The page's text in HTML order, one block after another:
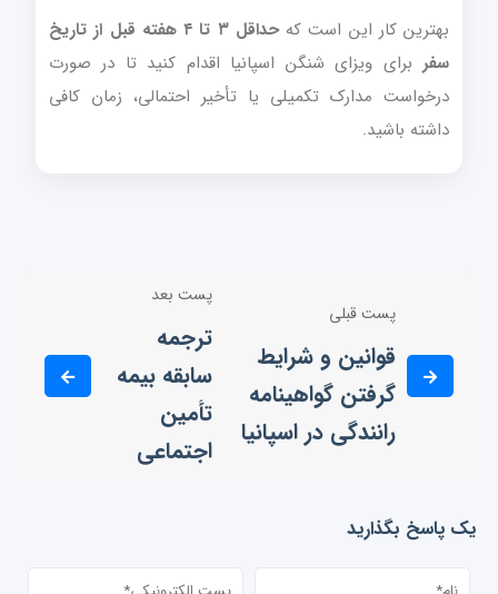
بهترین کار این است که
حداقل ۳ تا ۴ هفته قبل از تاریخ
سفر برای ویزای شنگن اسپانیا اقدام کنید تا در صورت
درخواست مدارک تکمیلی یا تأخیر احتمالی، زمان کافی
داشته باشید.
پست قبلی
قوانین و شرایط
گرفتن گواهینامه
رانندگی در اسپانیا
پست بعد
ترجمه
سابقه بیمه
تأمین
اجتماعی
یک پاسخ بگذارید